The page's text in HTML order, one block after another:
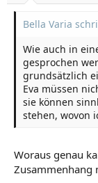
Bella Varia
Wie auch in
gesprochen
grundsätzlich
Eva müssen
sie können
stehen, wovon
Woraus genau
Zusammenhang